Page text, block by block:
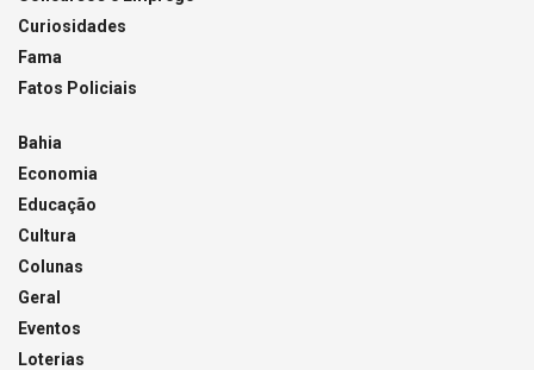
Curiosidades
Fama
Fatos Policiais
Bahia
Economia
Educação
Cultura
Colunas
Geral
Eventos
Loterias